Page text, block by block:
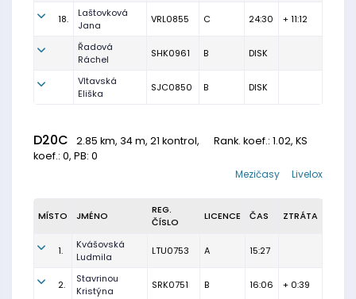
18.
Laštovková
Jana
VRL0855 C 24:30 + 11:12
Řadová
Ráchel
SHK0961 B DISK
Vltavská
Eliška
SJC0850 B DISK
D20C 2.85 km, 34 m, 21 kontrol, Rank. koef.: 1.02, KS
koef.: 0, PB: 0
Livelox
Mezičasy
MÍSTO JMÉNO
REG.
ČÍSLO
LICENCE ČAS ZTRÁTA
1.
Kvášovská
Ludmila
LTU0753 A 15:27
2.
Stavrinou
Kristýna
SRK0751 B 16:06 + 0:39